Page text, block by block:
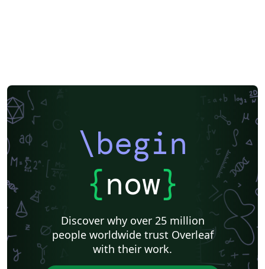
\begin
{now}
Discover why over 25 million
people worldwide trust Overleaf
with their work.